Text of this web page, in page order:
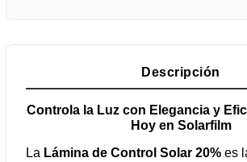
Descripción
Controla la Luz con Elegancia y
Hoy en Solarfilm
La Lámina de Control Solar 20% es